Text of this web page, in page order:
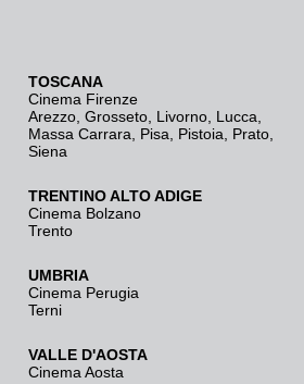
TOSCANA
Cinema Firenze
Arezzo Grosseto Livorno Lucca
Massa Carrara
Pisa Pistoia Prato
Siena
TRENTINO ALTO ADIGE
Cinema Bolzano
Trento
UMBRIA
Cinema Perugia
Terni
VALLE D'AOSTA
Cinema Aosta